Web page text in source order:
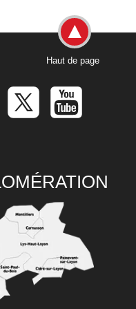
Haut de page